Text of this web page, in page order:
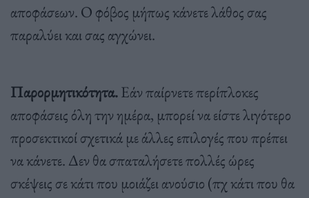
αποφάσεων. Ο φόβος μήπως κάνετε λάθος σας
παραλύει και σας αγχώνει.
Παρορμητικότητα.Εάν παίρνετε περίπλοκες
αποφάσεις όλη την ημέρα, μπορεί να είστε λιγότερο
προσεκτικοί σχετικά με άλλες επιλογές που πρέπει
να κάνετε. Δεν θα σπαταλήσετε πολλές ώρες
σκέψεις σε κάτι που μοιάζει ανούσιο (πχ κάτι που θα